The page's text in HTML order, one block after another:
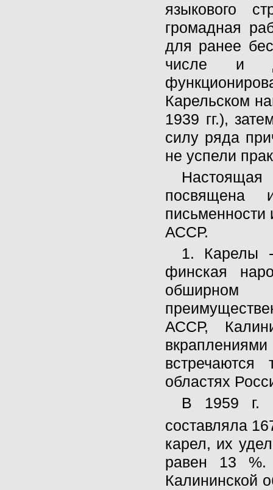
языкового
громадная
для ранее
числе и
Карельском
1939 гг.),
силу ряда
не успели
посвящена
АССР.
1. Карелы -
финская
обширном
АССР,
встречаются
областях
В 1959 г.
составляла
карел, их
равен 13 %.
Калининской